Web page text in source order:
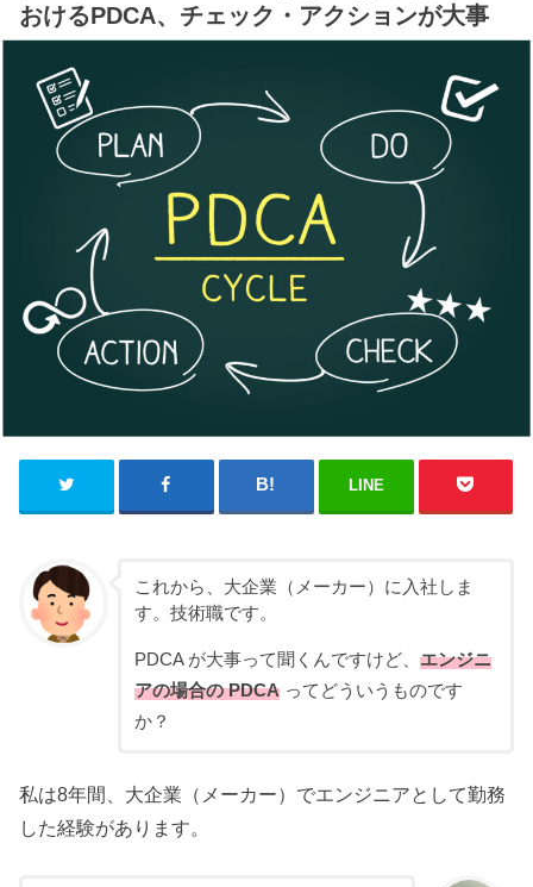
おけるPDCA、チェック・アクションが大事
LINE
これから、大企業（メーカー）に入社しま
す。技術職です。
PDCA が大事って聞くんですけど、 エンジニ
アの場合の PDCAってどういうものです
か？
私は8年間、大企業（メーカー）でエンジニアとして勤務
した経験があります。